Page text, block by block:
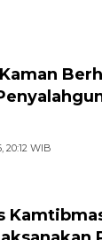
20:12 WIB